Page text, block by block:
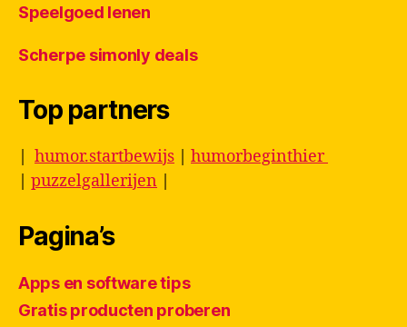
Speelgoed lenen
Scherpe simonly deals
Top partners
humor.startbewijs
humorbeginthier
puzzelgallerijen
Pagina’s
Apps en software tips
Gratis producten proberen